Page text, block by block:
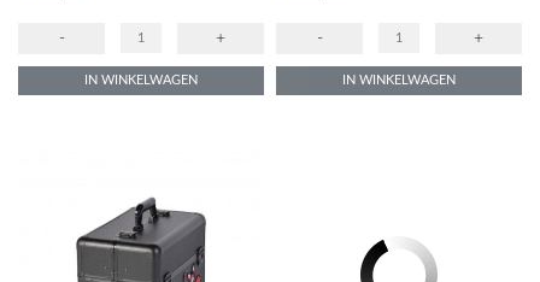
- +
IN WINKELWAGEN
- +
IN WINKELWAGEN